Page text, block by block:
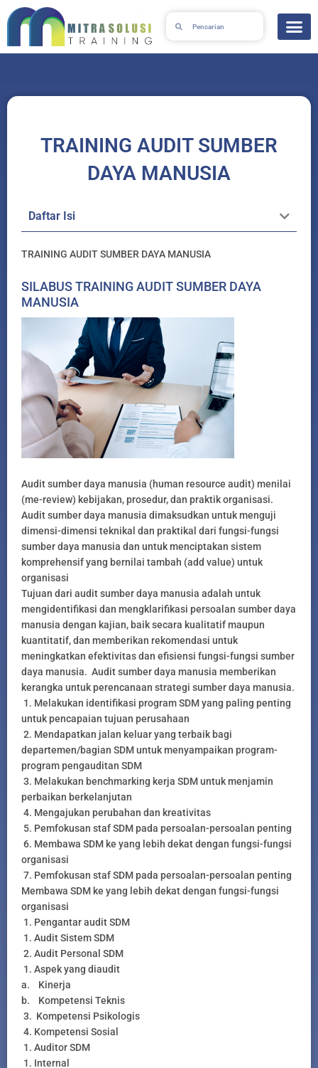
Skip
to
TRAINING AUDIT SUMBER
DAYA MANUSIA
Daftar Isi
TRAINING AUDIT SUMBER DAYA MANUSIA
SILABUS TRAINING AUDIT SUMBER DAYA
MANUSIA
Audit sumber daya manusia (human resource audit) menilai
(me-review) kebijakan, prosedur, dan praktik organisasi.
Audit sumber daya manusia dimaksudkan untuk menguji
dimensi-dimensi teknikal dan praktikal dari fungsi-fungsi
sumber daya manusia dan untuk menciptakan sistem
komprehensif yang bernilai tambah (add value) untuk
organisasi
Tujuan dari audit sumber daya manusia adalah untuk
mengidentifikasi dan mengklarifikasi persoalan sumber daya
manusia dengan kajian, baik secara kualitatif maupun
kuantitatif, dan memberikan rekomendasi untuk
meningkatkan efektivitas dan efisiensi fungsi-fungsi sumber
daya manusia. Audit sumber daya manusia memberikan
kerangka untuk perencanaan strategi sumber daya manusia.
1. Melakukan identifikasi program SDM yang paling penting
untuk pencapaian tujuan perusahaan
2. Mendapatkan jalan keluar yang terbaik bagi
departemen/bagian SDM untuk menyampaikan program-
program pengauditan SDM
3. Melakukan benchmarking kerja SDM untuk menjamin
perbaikan berkelanjutan
4. Mengajukan perubahan dan kreativitas
5. Pemfokusan staf SDM pada persoalan-persoalan penting
6. Membawa SDM ke yang lebih dekat dengan fungsi-fungsi
organisasi
7. Pemfokusan staf SDM pada persoalan-persoalan penting
Membawa SDM ke yang lebih dekat dengan fungsi-fungsi
organisasi
1. Pengantar audit SDM
1. Audit Sistem SDM
2. Audit Personal SDM
1. Aspek yang diaudit
a. Kinerja
b. Kompetensi Teknis
3. Kompetensi Psikologis
4. Kompetensi Sosial
1. Auditor SDM
1. Internal